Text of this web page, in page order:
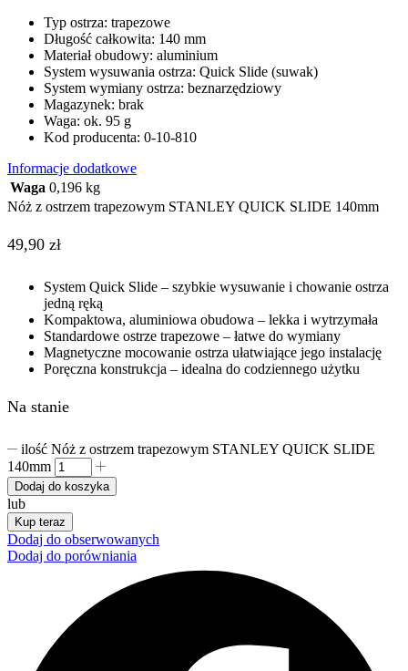
Typ ostrza: trapezowe
Długość całkowita: 140 mm
Materiał obudowy: aluminium
System wysuwania ostrza: Quick Slide (suwak)
System wymiany ostrza: beznarzędziowy
Magazynek: brak
Waga: ok. 95 g
Kod producenta: 0-10-810
Informacje dodatkowe
Waga 0,196 kg
Nóż z ostrzem trapezowym STANLEY QUICK SLIDE 140mm
49,90 zł
System Quick Slide – szybkie wysuwanie i chowanie ostrza
jedną ręką
Kompaktowa, aluminiowa obudowa – lekka i wytrzymała
Standardowe ostrze trapezowe – łatwe do wymiany
Magnetyczne mocowanie ostrza ułatwiające jego instalację
Poręczna konstrukcja – idealna do codziennego użytku
Na stanie
ilość Nóż z ostrzem trapezowym STANLEY QUICK SLIDE
140mm
Dodaj do koszyka
lub
Kup teraz
Dodaj do obserwowanych
Dodaj do porówniania